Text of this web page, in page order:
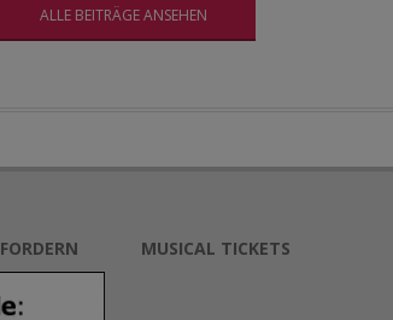
ALLE BEITRÄGE ANSEHEN
MUSICAL TICKETS